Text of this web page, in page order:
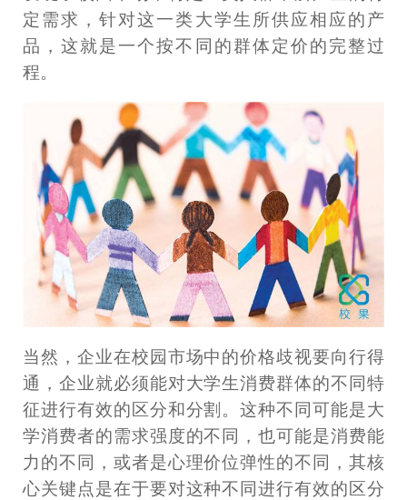
定需求，针对这一类大学生所供应相应的产
品，这就是一个按不同的群体定价的完整过
程。
当然，企业在校园市场中的价格歧视要向行得
通，企业就必须能对大学生消费群体的不同特
征进行有效的区分和分割。这种不同可能是大
学消费者的需求强度的不同，也可能是消费能
力的不同，或者是心理价位弹性的不同，其核
心关键点是在于要对这种不同进行有效的区分